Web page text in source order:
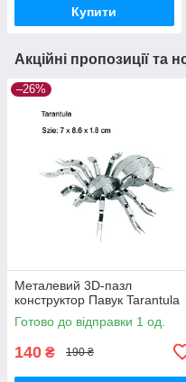
Купити
Акційні пропозиції та
–26%
Металевий 3D-пазл
конструктор Павук Tarantula
Готово до відправки 1 од.
140 ₴ 190 ₴